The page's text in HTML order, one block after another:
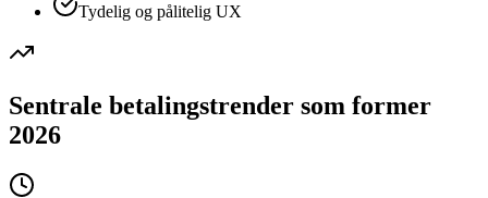
Tydelig og pålitelig UX
Sentrale betalingstrender som former
2026